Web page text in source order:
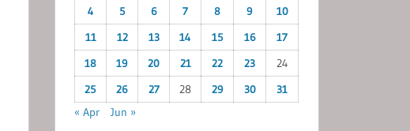
4
5 6 7 8 9
10
11
12 13 14 15 16
17
18
19 20 21 22 23
24
25
26 27 28 29 30
31
« Apr
Jun »